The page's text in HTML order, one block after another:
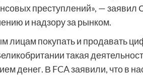
преступлений», — заявил
и надзору за рынком.
лицам покупать и продавать
такая
денег. В FCA заявили, что в